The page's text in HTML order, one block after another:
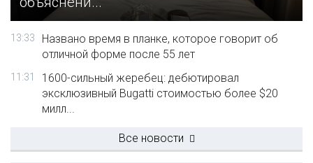
13:33
Названо время в планке, которое говорит об
отличной форме после 55 лет
11:31
1600-сильный жеребец: дебютировал
эксклюзивный Bugatti стоимостью более $20
милл...
Все новости